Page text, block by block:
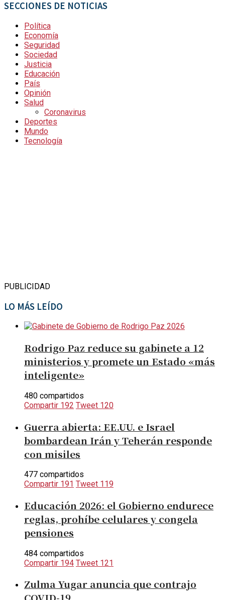
SECCIONES DE NOTICIAS
Política
Economía
Seguridad
Sociedad
Justicia
Educación
País
Opinión
Salud
Coronavirus
Deportes
Mundo
Tecnología
PUBLICIDAD
LO MÁS LEÍDO
Rodrigo Paz reduce su gabinete a 12
ministerios y promete un Estado «más
inteligente»
480 compartidos
Compartir 192 Tweet 120
Guerra abierta: EE.UU. e Israel
bombardean Irán y Teherán responde
con misiles
477 compartidos
Compartir 191 Tweet 119
Educación 2026: el Gobierno endurece
reglas, prohíbe celulares y congela
pensiones
484 compartidos
Compartir 194 Tweet 121
Zulma Yugar anuncia que contrajo